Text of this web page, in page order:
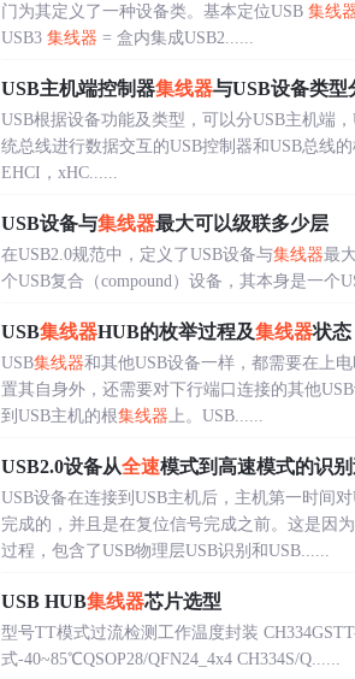
门为其定义了一种设备类。基本定位USB 集线
USB3 集线器 = 盒内集成USB2......
USB主机端控制器集线器与USB设备类型
USB根据设备功能及类型，可以分USB主机端
统总线进行数据交互的USB控制器和USB总线的
EHCI，xHC......
USB设备与集线器最大可以级联多少层
在USB2.0规范中，定义了USB设备与集线器最
个USB复合（compound）设备，其本身是一个
USB集线器HUB的枚举过程及集线器状态
USB集线器和其他USB设备一样，都需要在上
置其自身外，还需要对下行端口连接的其他
到USB主机的根集线器上。USB......
USB2.0设备从全速模式到高速模式的识
USB设备在连接到USB主机后，主机第一时间
完成的，并且是在复位信号完成之前。这是因
过程，包含了USB物理层USB识别和USB......
USB HUB集线器芯片选型
型号TT模式过流检测工作温度封装
式-40~85℃QSOP28/QFN24_4x4 CH334S/Q......